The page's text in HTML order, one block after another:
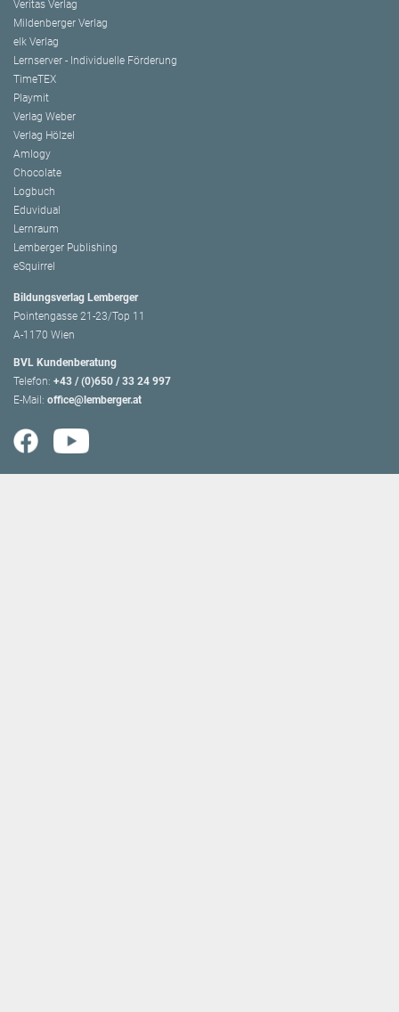
Veritas Verlag
Mildenberger Verlag
elk Verlag
Lernserver - Individuelle Förderung
TimeTEX
Playmit
Verlag Weber
Verlag Hölzel
Amlogy
Chocolate
Logbuch
Eduvidual
Lernraum
Lemberger Publishing
eSquirrel
Bildungsverlag Lemberger
Pointengasse 21-23/Top 11
A-1170 Wien
BVL Kundenberatung
Telefon: +43 / (0)650 / 33 24 997
E-Mail: office@lemberger.at